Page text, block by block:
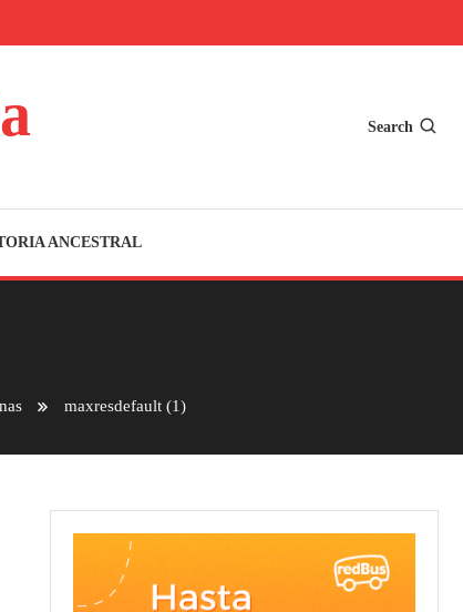
Search
ANCESTRAL
maxresdefault (1)